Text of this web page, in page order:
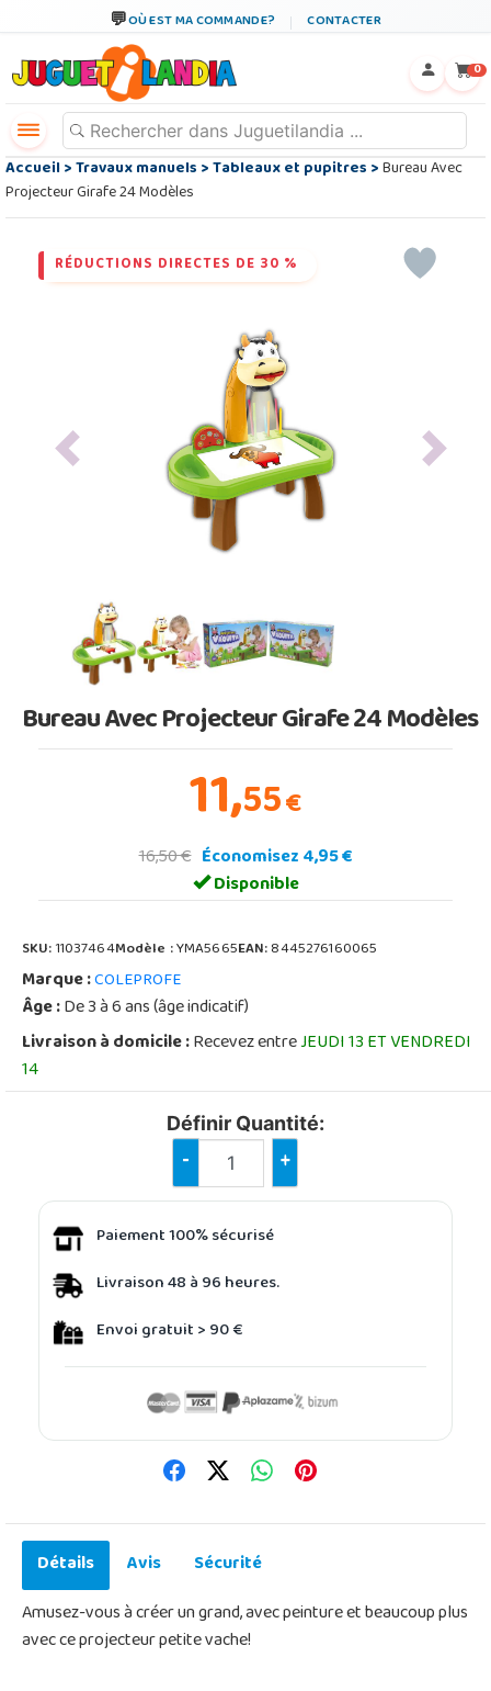
OÙ EST MA COMMANDE? CONTACTER
0
Accueil>Travaux manuels>Tableaux et pupitres>Bureau Avec
Projecteur Girafe 24 Modèles
RÉDUCTIONS DIRECTES DE 30 %
Previous Next
Bureau Avec Projecteur Girafe 24 Modèles
11,55€
16,50 € Économisez 4,95 €
Disponible
SKU:11037464Modèle :YMA5665EAN:8445276160065
Marque :COLEPROFE
Âge :De 3 à 6 ans (âge indicatif)
Livraison à domicile :Recevez entreJEUDI 13 ET VENDREDI
14
Définir Quantité:
- +
Paiement 100% sécurisé
Livraison 48 à 96 heures.
Envoi gratuit > 90 €
Détails Avis
Sécurité
Amusez-vous à créer un grand, avec peinture et beaucoup plus
avec ce projecteur petite vache!